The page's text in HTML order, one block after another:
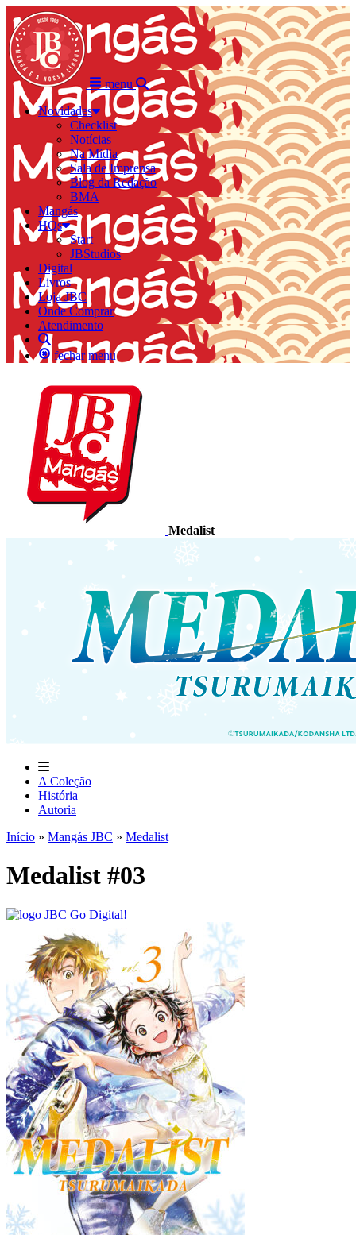
menu
Novidades
Checklist
Notícias
Na Mídia
Sala de Imprensa
Blog da Redação
BMA
Mangás
HQs
Start
JBStudios
Digital
Livros
Loja JBC
Onde Comprar
Atendimento
fechar menu
Medalist
A Coleção
História
Autoria
Início » Mangás JBC » Medalist
Medalist #03